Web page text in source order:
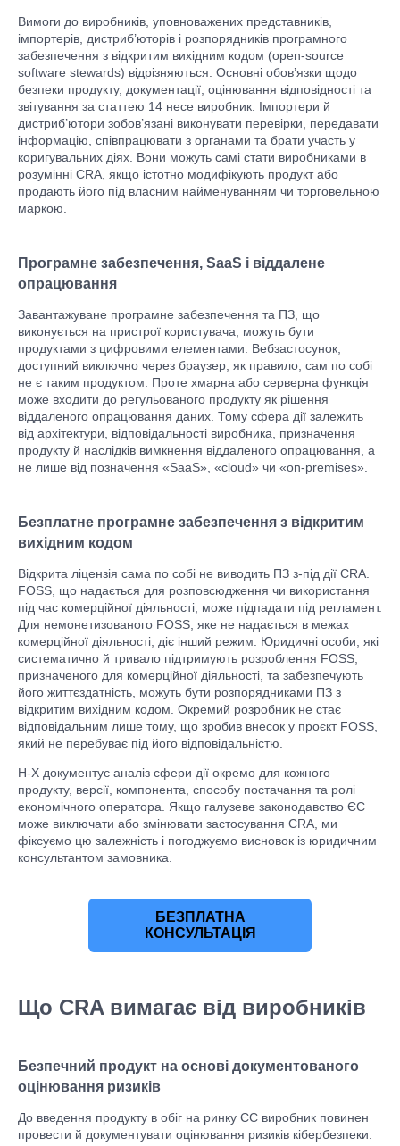
Вимоги до виробників, уповноважених представників,
імпортерів, дистриб’юторів і розпорядників програмного
забезпечення з відкритим вихідним кодом (open-source
software stewards) відрізняються. Основні обов’язки щодо
безпеки продукту, документації, оцінювання відповідності та
звітування за статтею 14 несе виробник. Імпортери й
дистриб’ютори зобов’язані виконувати перевірки, передавати
інформацію, співпрацювати з органами та брати участь у
коригувальних діях. Вони можуть самі стати виробниками в
розумінні CRA, якщо істотно модифікують продукт або
продають його під власним найменуванням чи торговельною
маркою.
Програмне забезпечення, SaaS і віддалене
опрацювання
Завантажуване програмне забезпечення та ПЗ, що
виконується на пристрої користувача, можуть бути
продуктами з цифровими елементами. Вебзастосунок,
доступний виключно через браузер, як правило, сам по собі
не є таким продуктом. Проте хмарна або серверна функція
може входити до регульованого продукту як рішення
віддаленого опрацювання даних. Тому сфера дії залежить
від архітектури, відповідальності виробника, призначення
продукту й наслідків вимкнення віддаленого опрацювання, а
не лише від позначення «SaaS», «cloud» чи «on-premises».
Безплатне програмне забезпечення з відкритим
вихідним кодом
Відкрита ліцензія сама по собі не виводить ПЗ з-під дії CRA.
FOSS, що надається для розповсюдження чи використання
під час комерційної діяльності, може підпадати під регламент.
Для немонетизованого FOSS, яке не надається в межах
комерційної діяльності, діє інший режим. Юридичні особи, які
систематично й тривало підтримують розроблення FOSS,
призначеного для комерційної діяльності, та забезпечують
його життєздатність, можуть бути розпорядниками ПЗ з
відкритим вихідним кодом. Окремий розробник не стає
відповідальним лише тому, що зробив внесок у проєкт FOSS,
який не перебуває під його відповідальністю.
H-X документує аналіз сфери дії окремо для кожного
продукту, версії, компонента, способу постачання та ролі
економічного оператора. Якщо галузеве законодавство ЄС
може виключати або змінювати застосування CRA, ми
фіксуємо цю залежність і погоджуємо висновок із юридичним
консультантом замовника.
БЕЗПЛАТНА
КОНСУЛЬТАЦІЯ
Що CRA вимагає від виробників
Безпечний продукт на основі документованого
оцінювання ризиків
До введення продукту в обіг на ринку ЄС виробник повинен
провести й документувати оцінювання ризиків кібербезпеки.